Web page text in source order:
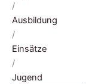
/
Ausbildung
/
Einsätze
/
Jugend